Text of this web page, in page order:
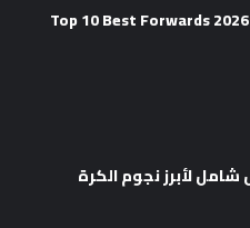
Top 10 Best Forwards
لأبرز نجوم الكرة